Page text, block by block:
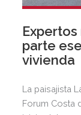
parte
vivienda
La paisajista
Forum Costa